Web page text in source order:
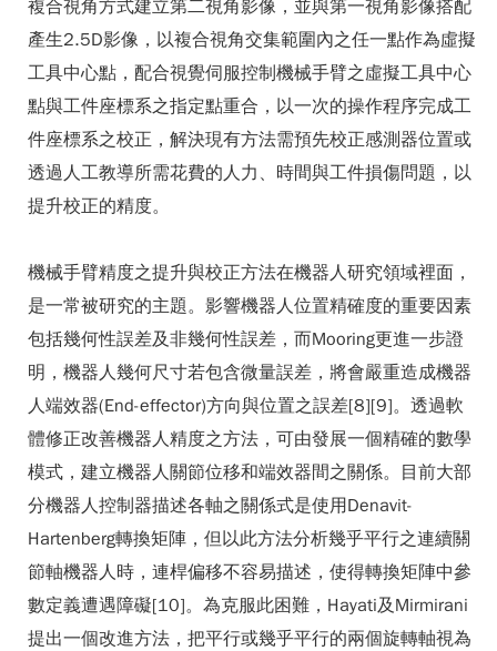
複合視角方式建立第二視角影像，並與第一視角影像搭配
產生2.5D影像，以複合視角交集範圍內之任一點作為虛擬
工具中心點，配合視覺伺服控制機械手臂之虛擬工具中心
點與工件座標系之指定點重合，以一次的操作程序完成工
件座標系之校正，解決現有方法需預先校正感測器位置或
透過人工教導所需花費的人力、時間與工件損傷問題，以
提升校正的精度。
機械手臂精度之提升與校正方法在機器人研究領域裡面，
是一常被研究的主題。影響機器人位置精確度的重要因素
包括幾何性誤差及非幾何性誤差，而Mooring更進一步證
明，機器人幾何尺寸若包含微量誤差，將會嚴重造成機器
人端效器(End-effector)方向與位置之誤差[8][9]。透過軟
體修正改善機器人精度之方法，可由發展一個精確的數學
模式，建立機器人關節位移和端效器間之關係。目前大部
分機器人控制器描述各軸之關係式是使用Denavit-
Hartenberg轉換矩陣，但以此方法分析幾乎平行之連續關
節軸機器人時，連桿偏移不容易描述，使得轉換矩陣中參
數定義遭遇障礙[10]。為克服此困難，Hayati及Mirmirani
提出一個改進方法，把平行或幾乎平行的兩個旋轉軸視為